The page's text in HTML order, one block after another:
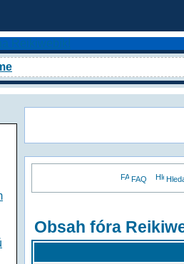
FAQ
Obsah fóra